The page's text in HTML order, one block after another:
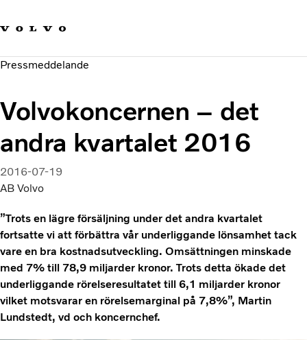
Hållbara transporter
Investerare
Pressmeddelande
Volvokoncernen – det
andra kvartalet 2016
2016-07-19
AB Volvo
”Trots en lägre försäljning under det andra kvartalet
fortsatte vi att förbättra vår underliggande lönsamhet tack
vare en bra kostnadsutveckling. Omsättningen minskade
med 7% till 78,9 miljarder kronor. Trots detta ökade det
underliggande rörelseresultatet till 6,1 miljarder kronor
vilket motsvarar en rörelsemarginal på 7,8%”, Martin
Lundstedt, vd och koncernchef.